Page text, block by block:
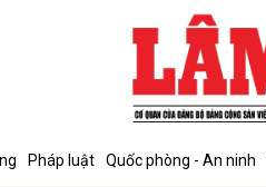
Pháp luật Quốc phòng - An ninh
Gửi bình luận